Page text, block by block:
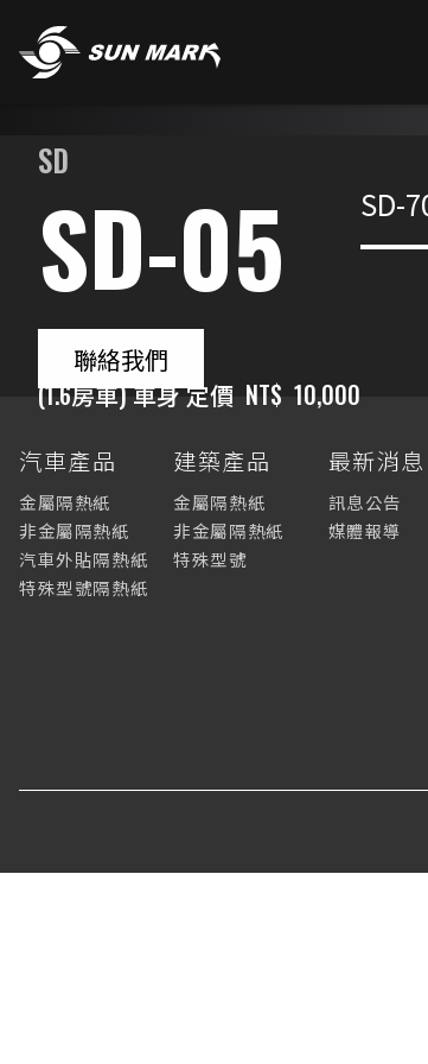
SD
SD-05
聯絡我們
(1.6房車) 車身 定價 NT$ 10,000
SD-
汽車產品
金屬隔熱紙
非金屬隔熱紙
汽車外貼隔熱紙
特殊型號隔熱紙
建築產品
金屬隔熱紙
非金屬隔熱紙
特殊型號
最新消息
訊息公告
媒體報導